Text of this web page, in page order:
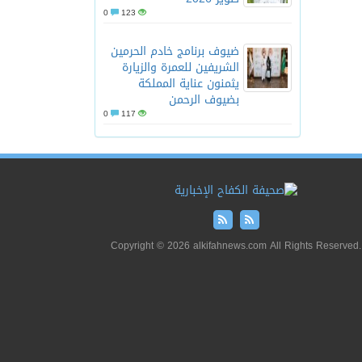
123
ضيوف برنامج خادم الحرمين
الشريفين للعمرة والزيارة
يثمنون عناية المملكة
بضيوف الرحمن
117
Copyright © 2026 alkifahnews.com All Rights Reserved.